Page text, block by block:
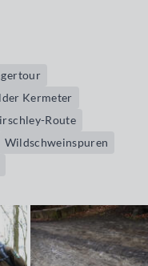
Kermeter
Route
Wildschweinspuren